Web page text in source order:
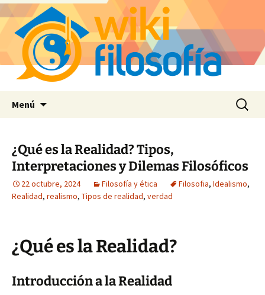
Menú Buscar:
¿Qué es la Realidad? Tipos,
Interpretaciones y Dilemas Filosóficos
22 octubre, 2024 Filosofía y ética Filosofia, Idealismo,
Realidad, realismo, Tipos de realidad, verdad
¿Qué es la Realidad?
Introducción a la Realidad